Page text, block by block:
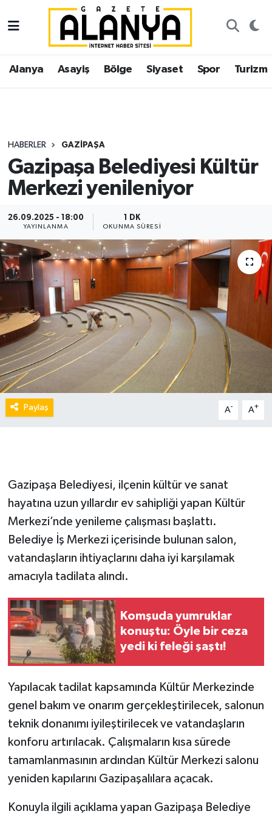
Alanya Asayiş Bölge Siyaset Spor Turizm
HABERLER GAZIPAŞA
Gazipaşa Belediyesi Kültür
Merkezi yenileniyor
26.09.2025 - 18:00
YAYINLANMA
1 DK
OKUNMA SÜRESI
Paylaş A- A+
Gazipaşa Belediyesi, ilçenin kültür ve sanat
hayatına uzun yıllardır ev sahipliği yapan Kültür
Merkezi’nde yenileme çalışması başlattı.
Belediye İş Merkezi içerisinde bulunan salon,
vatandaşların ihtiyaçlarını daha iyi karşılamak
amacıyla tadilata alındı.
Komşuda yumruklar
konuştu: Öyle bir ceza
yedi ki feleği şaştı!
Yapılacak tadilat kapsamında Kültür Merkezinde
genel bakım ve onarım gerçekleştirilecek, salonun
teknik donanımı iyileştirilecek ve vatandaşların
konforu artırılacak. Çalışmaların kısa sürede
tamamlanmasının ardından Kültür Merkezi salonu
yeniden kapılarını Gazipaşalılara açacak.
Konuyla ilgili açıklama yapan Gazipaşa Belediye
Alanya
Asayiş
Siyaset
Spor
Gazipaşa
İstanbul Nöbetçi Eczaneler
İstanbul Hava Durumu
Süper Lig Puan Durumu ve Fikstür
Tüm Manşetler
Son Dakika Haberleri